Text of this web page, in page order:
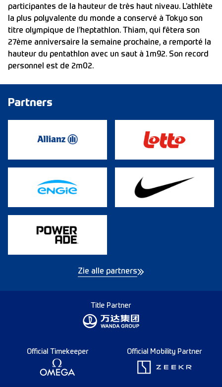
participantes de la hauteur de très haut niveau. L’athlète
la plus polyvalente du monde a conservé à Tokyo son
titre olympique de l’heptathlon. Thiam, qui fêtera son
27ème anniversaire la semaine prochaine, a remporté la
hauteur du pentathlon avec un saut à 1m92. Son record
personnel est de 2m02.
Partners
Zie alle partners
Title Partner
Official Timekeeper Official Mobility Partner